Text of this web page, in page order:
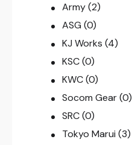
Army (2)
ASG (0)
KJ Works (4)
KSC (0)
KWC (0)
Socom Gear (0)
SRC (0)
Tokyo Marui (3)